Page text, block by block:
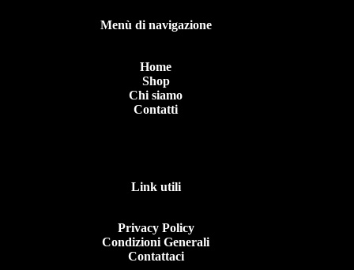
Menù di navigazione
Home
Shop
Chi siamo
Contatti
Link utili
Privacy Policy
Condizioni Generali
Contattaci